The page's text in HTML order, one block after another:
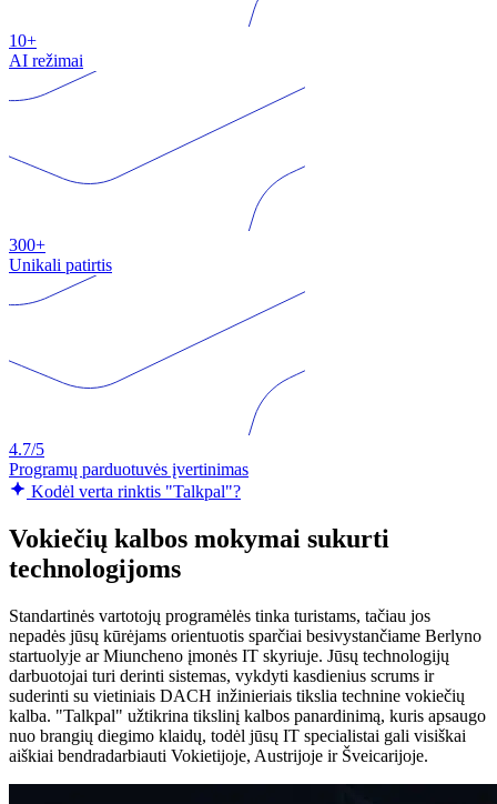
10+
AI režimai
300+
Unikali patirtis
4.7/5
Programų parduotuvės įvertinimas
Kodėl verta rinktis "Talkpal"?
Vokiečių kalbos mokymai sukurti
technologijoms
Standartinės vartotojų programėlės tinka turistams, tačiau jos
nepadės jūsų kūrėjams orientuotis sparčiai besivystančiame Berlyno
startuolyje ar Miuncheno įmonės IT skyriuje. Jūsų technologijų
darbuotojai turi derinti sistemas, vykdyti kasdienius scrums ir
suderinti su vietiniais DACH inžinieriais tikslia technine vokiečių
kalba. "Talkpal" užtikrina tikslinį kalbos panardinimą, kuris apsaugo
nuo brangių diegimo klaidų, todėl jūsų IT specialistai gali visiškai
aiškiai bendradarbiauti Vokietijoje, Austrijoje ir Šveicarijoje.